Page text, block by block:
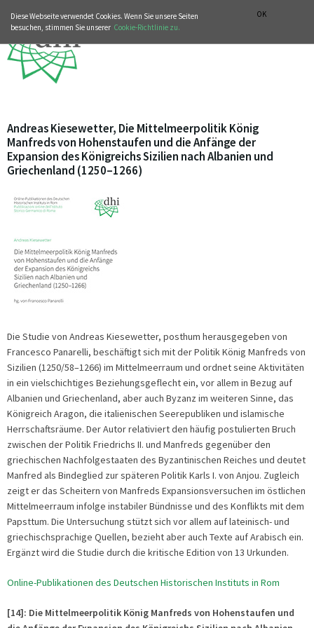
OK
Diese Webseite verwendet Cookies. Wenn Sie unsere Seiten
besuchen, stimmen Sie unserer Cookie-Richtlinie zu.
Andreas Kiesewetter, Die Mittelmeerpolitik König
Manfreds von Hohenstaufen und die Anfänge der
Expansion des Königreichs Sizilien nach Albanien und
Griechenland (1250–1266)
Die Studie von Andreas Kiesewetter, posthum herausgegeben von
Francesco Panarelli, beschäftigt sich mit der Politik König Manfreds von
Sizilien (1250/58–1266) im Mittelmeerraum und ordnet seine Aktivitäten
in ein vielschichtiges Beziehungsgeflecht ein, vor allem in Bezug auf
Albanien und Griechenland, aber auch Byzanz im weiteren Sinne, das
Königreich Aragon, die italienischen Seerepubliken und islamische
Herrschaftsräume. Der Autor relativiert den häufig postulierten Bruch
zwischen der Politik Friedrichs II. und Manfreds gegenüber den
griechischen Nachfolgestaaten des Byzantinischen Reiches und deutet
Manfred als Bindeglied zur späteren Politik Karls I. von Anjou. Zugleich
zeigt er das Scheitern von Manfreds Expansionsversuchen im östlichen
Mittelmeerraum infolge instabiler Bündnisse und des Konflikts mit dem
Papsttum. Die Untersuchung stützt sich vor allem auf lateinisch- und
griechischsprachige Quellen, bezieht aber auch Texte auf Arabisch ein.
Ergänzt wird die Studie durch die kritische Edition von 13 Urkunden.
Online-Publikationen des Deutschen Historischen Instituts in Rom
[14]: Die Mittelmeerpolitik König Manfreds von Hohenstaufen und